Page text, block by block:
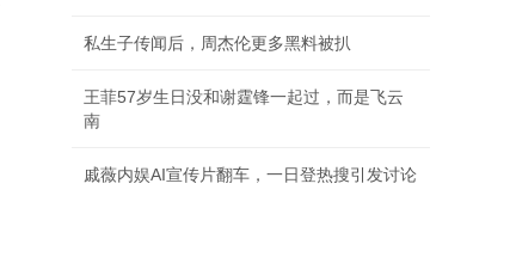
私生子传闻后，周杰伦更多黑料被扒
王菲57岁生日没和谢霆锋一起过，而是飞云
南
戚薇内娱AI宣传片翻车，一日登热搜引发讨论